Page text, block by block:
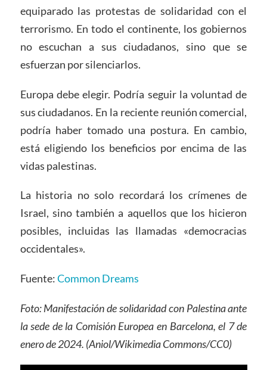
equiparado las protestas de solidaridad con el
terrorismo. En todo el continente, los gobiernos
no escuchan a sus ciudadanos, sino que se
esfuerzan por silenciarlos.
Europa debe elegir. Podría seguir la voluntad de
sus ciudadanos. En la reciente reunión comercial,
podría haber tomado una postura. En cambio,
está eligiendo los beneficios por encima de las
vidas palestinas.
La historia no solo recordará los crímenes de
Israel, sino también a aquellos que los hicieron
posibles, incluidas las llamadas «democracias
occidentales».
Fuente:Common Dreams
Foto: Manifestación de solidaridad con Palestina ante
la sede de la Comisión Europea en Barcelona, el 7 de
enero de 2024. (Aniol/Wikimedia Commons/CC0)